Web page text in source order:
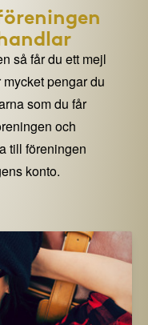
så får du ett mejl
pengar du
som du får
och
till föreningen
konto.